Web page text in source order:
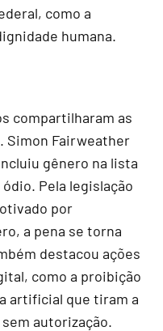
como a
humana.
compartilharam as
Simon Fairweather
gênero na lista
Pela legislação
por
a pena se torna
destacou ações
como a proibição
artificial que tiram a
autorização.